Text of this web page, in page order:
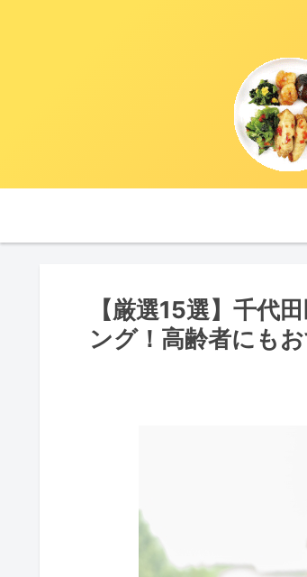
【厳選15選】千代
ング！高齢者にも